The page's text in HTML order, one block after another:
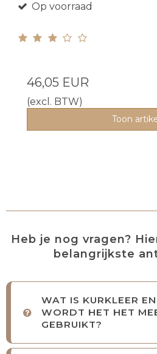
Op voorraad
46,05 EUR
(excl. BTW)
Toon
Heb je nog vragen?
belangrijkste
WAT IS KURKLEER
WORDT HET HET
GEBRUIKT?